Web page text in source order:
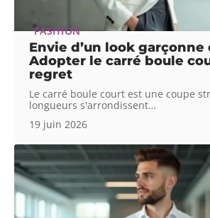
FASHION
Envie d’un look garçonne
Adopter le carré boule
regret
Le carré boule court est une coupe
longueurs s'arrondissent…
19 juin 2026